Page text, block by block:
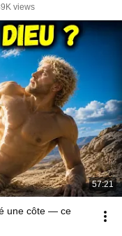
views
57:21
une côte — ce